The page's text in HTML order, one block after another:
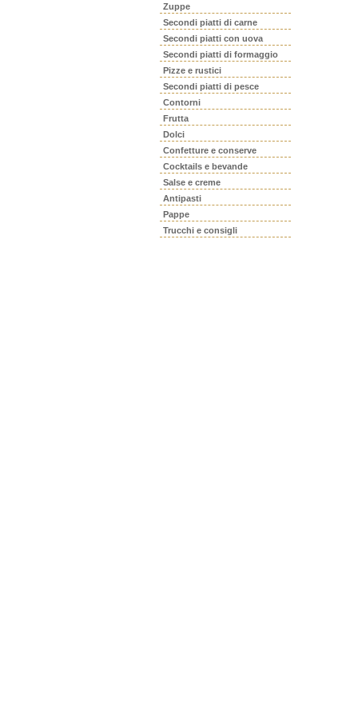
Zuppe
Secondi piatti di carne
Secondi piatti con uova
Secondi piatti di formaggio
Pizze e rustici
Secondi piatti di pesce
Contorni
Frutta
Dolci
Confetture e conserve
Cocktails e bevande
Salse e creme
Antipasti
Pappe
Trucchi e consigli